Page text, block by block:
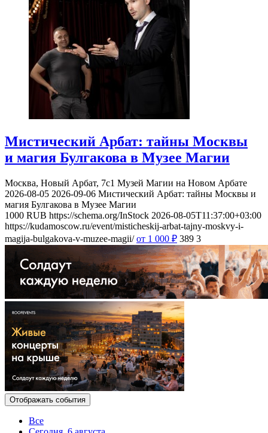
Мистический Арбат: тайны Москвы
и магия Булгакова в Музее Магии
Москва, Новый Арбат, 7с1 Музей Магии на Новом Арбате
2026-08-05 2026-09-06 Мистический Арбат: тайны Москвы и
магия Булгакова в Музее Магии
1000 RUB https://schema.org/InStock 2026-08-05T11:37:00+03:00
https://kudamoscow.ru/event/misticheskij-arbat-tajny-moskvy-i-
magija-bulgakova-v-muzee-magii/ от 1 000 ₽ 389 3
Отображать события
Все